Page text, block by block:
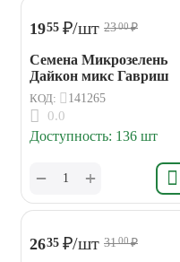
1955 ₽/шт 2300₽
Семена Микрозелень
Дайкон микс Гавриш
КОД: 141265
0.0
Доступность: 136 шт
+
−
2635 ₽/шт 3100₽